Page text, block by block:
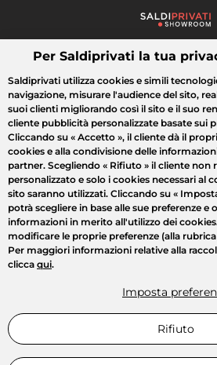
Cosa cerchi?
Tutte le vendite Moda Casa
Per Saldiprivati la tua
Saldiprivati utilizza cookies e simili
navigazione, misurare l'audience del sito,
suoi clienti migliorando così il sito e il suo
cliente pubblicità personalizzate basate sui
Cliccando su « Accetto », il cliente dà il
cookies e alla condivisione delle
partner. Scegliendo « Rifiuto » il cliente non
personalizzato e solo i cookies necessari al
sito saranno utilizzati. Cliccando su «
potrà scegliere in base alle sue preferenze
informazioni in merito all'utilizzo dei
modificare le proprie preferenze (alla
Per maggiori informazioni relative alla
clicca qui.
Imposta
Rifiuto